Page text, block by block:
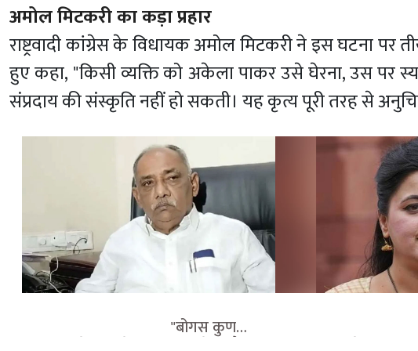
अमोल मिटकरी का कड़ा प्रहार
राष्ट्रवादी कांग्रेस के विधायक अमोल मिटकरी ने इस घटना पर
हुए कहा, "किसी व्यक्ति को अकेला पाकर उसे घेरना, उस पर
संप्रदाय की संस्कृति नहीं हो सकती। यह कृत्य पूरी तरह से
                                    "बोगस कुणबी